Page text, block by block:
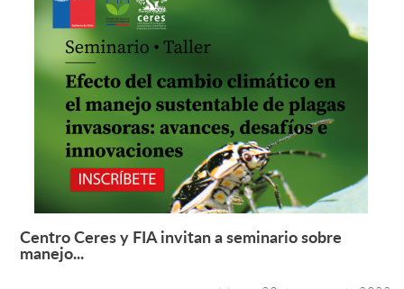
Leer más +
Centro Ceres y FIA invitan a seminario sobre
manejo...